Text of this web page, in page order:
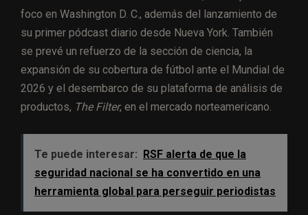
foco en Washington D. C., además del lanzamiento de
su primer pódcast diario desde Nueva York. También
se prevé un refuerzo de la sección de ciencia, la
expansión de su cobertura de fútbol ante el Mundial de
2026 y el desembarco de su plataforma de análisis de
productos, The Filter, en el mercado norteamericano.
Te puede interesar: RSF alerta de que la
seguridad nacional se ha convertido en una
herramienta global para perseguir periodistas